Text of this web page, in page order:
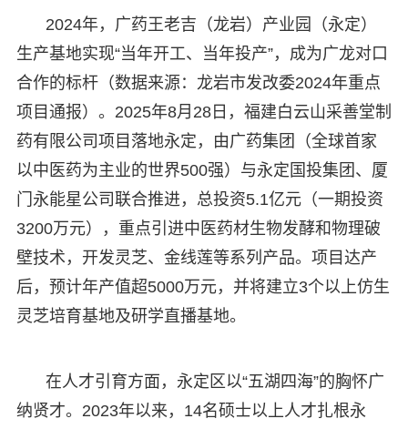
2024年，广药王老吉（龙岩）产业园（永定）
生产基地实现“当年开工、当年投产”，成为广龙对口
合作的标杆（数据来源：龙岩市发改委2024年重点
项目通报）。2025年8月28日，福建白云山采善堂制
药有限公司项目落地永定，由广药集团（全球首家
以中医药为主业的世界500强）与永定国投集团、厦
门永能星公司联合推进，总投资5.1亿元（一期投资
3200万元），重点引进中医药材生物发酵和物理破
壁技术，开发灵芝、金线莲等系列产品。项目达产
后，预计年产值超5000万元，并将建立3个以上仿生
灵芝培育基地及研学直播基地。
在人才引育方面，永定区以“五湖四海”的胸怀广
纳贤才。2023年以来，14名硕士以上人才扎根永